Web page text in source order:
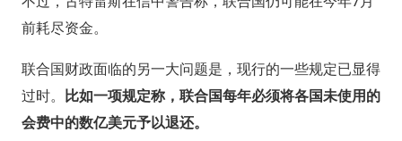
前耗尽资金。
联合国财政面临的另一大问题是，现行的一些规定已显得
过时。 比如一项规定称，联合国每年必须将各国未使用的
会费中的数亿美元予以退还。